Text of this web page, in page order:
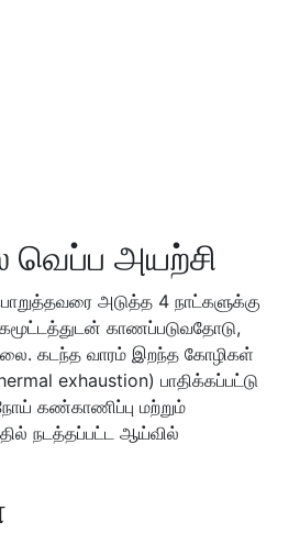
வெப்ப அயற்சி
அடுத்த 4 நாட்களுக்கு
காணப்படுவதோடு,
கடந்த வாரம் இறந்த கோழிகள்
exhaustion) பாதிக்கப்பட்டு
கண்காணிப்பு மற்றும்
நடத்தப்பட்ட ஆய்வில்